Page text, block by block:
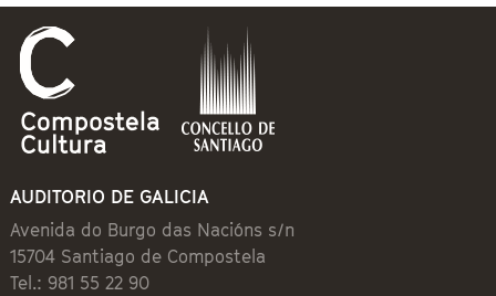
AUDITORIO DE GALICIA
Avenida do Burgo das Nacións s/n
15704 Santiago de Compostela
Tel.: 981 55 22 90